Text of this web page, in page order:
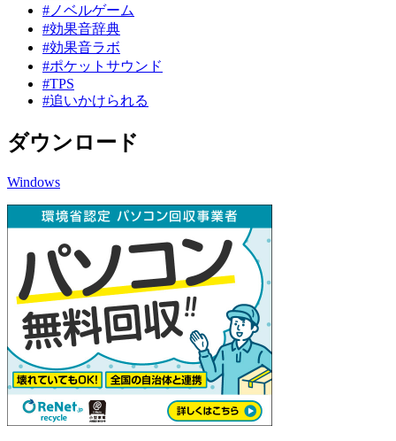
#ノベルゲーム
#効果音辞典
#効果音ラボ
#ポケットサウンド
#TPS
#追いかけられる
ダウンロード
Windows